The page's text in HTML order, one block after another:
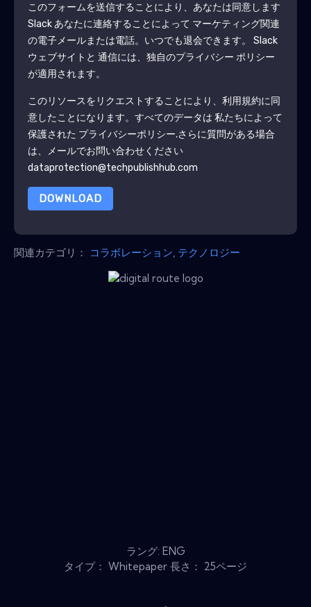
このフォームを送信することにより、あなたは同意します
Slackあなたに連絡することによって マーケティング関連
の電子メールまたは電話。いつでも退会できます。 Slack
ウェブサイトと 通信には、独自のプライバシー ポリシー
が適用されます。
このリソースをリクエストすることにより、利用規約に同
意したことになります。すべてのデータは 私たちによって
保護された プライバシーポリシー.さらに質問がある場合
は、メールでお問い合わせください
dataprotection@techpublishhub.com
DOWNLOAD
関連カテゴリ： コラボレーション テクノロジー
ラング: ENG
タイプ： Whitepaper 長さ： 25ページ